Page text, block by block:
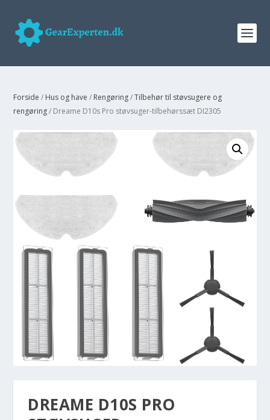
Forside / Hus og have / Rengøring/Tilbehør til støvsugere og
rengøring/ Dreame D10s Pro støvsuger-tilbehørssæt DI2305
DREAME D10S PRO